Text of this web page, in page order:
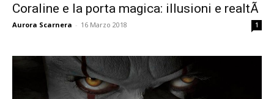
Coraline e la porta magica: illusioni e realtÃ
Aurora Scarnera - 16 Marzo 2018 1